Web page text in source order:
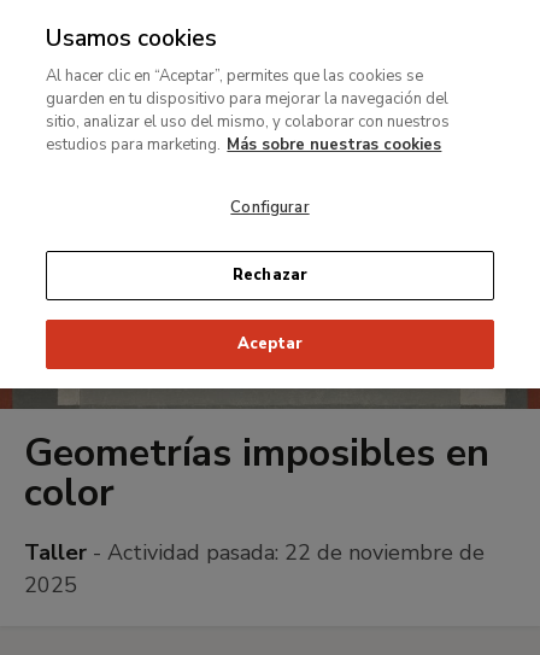
MENÚ
contenido
principal
Geometrías imposibles en
color
Taller - Actividad pasada: 22 de noviembre de
2025
Usamos cookies
Al hacer clic en “Aceptar”, permites que las cookies se
guarden en tu dispositivo para mejorar la navegación del
sitio, analizar el uso del mismo, y colaborar con nuestros
estudios para marketing. Más sobre nuestras cookies
Configurar
Rechazar
Aceptar